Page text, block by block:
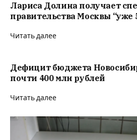
Лариса Долина получает
правительства Москвы “уже
Читать далее
Дефицит бюджета
почти 400 млн рублей
Читать далее